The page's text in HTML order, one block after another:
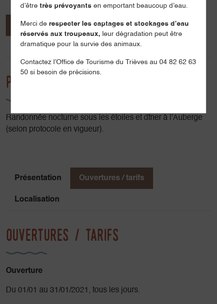
Présentation Ouvertures / tarifs
Localisation
Présentation
Randonnée nocturne sous les étoiles et dîner à l'Auberge
(selon protocole en vigueur).
Présentation Ouvertures / tarifs
Localisation
Ouvertures / tarifs
Ouverture
Du 01/01 au 31/01/2021, tous les jours.
d’êtretrès prévoyants en emportant beaucoup d’eau.
Merci de respecter les captages et stockages d’eau
réservés aux troupeaux, leur dégradation peut être
dramatique pour la survie des animaux.
Contactez l’Office de Tourisme du Trièves au 04 82 62 63
50 si besoin de précisions.